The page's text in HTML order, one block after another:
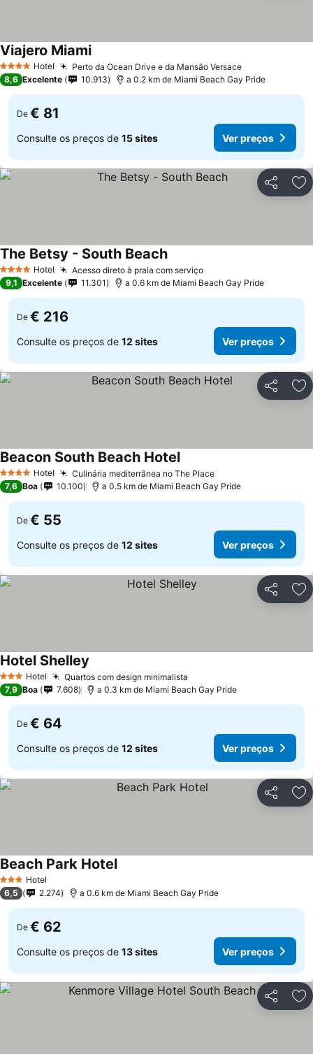
4 EstrelasHotel Perto da Ocean Drive e da Mansão VersaceVer preços
Viajero MiamiVer preços
8,6 Excelente 10.913 a 0.2 km de Miami Beach Gay Pride
De € 81
Consulte os preços de 15 sites Ver preços
Partilhar
4 EstrelasHotel Acesso direto à praia com serviçoVer preços
The Betsy - South BeachVer preços
9,1 Excelente 11.301 a 0.6 km de Miami Beach Gay Pride
De € 216
Consulte os preços de 12 sites Ver preços
Partilhar
4 EstrelasHotel Culinária mediterrânea no The PlaceVer preços
Beacon South Beach HotelVer preços
7,6 Boa 10.100 a 0.5 km de Miami Beach Gay Pride
De € 55
Consulte os preços de 12 sites Ver preços
Partilhar
3 EstrelasHotel Quartos com design minimalista
Hotel Shelley
7,9 Boa 7.608 a 0.3 km de Miami Beach Gay Pride
De € 64
Consulte os preços de 12 sites Ver preços
Partilhar
3 EstrelasHotel
Beach Park HotelVer preços
6,5 2.274 a 0.6 km de Miami Beach Gay Pride
De € 62
Consulte os preços de 13 sites Ver preços
Partilhar